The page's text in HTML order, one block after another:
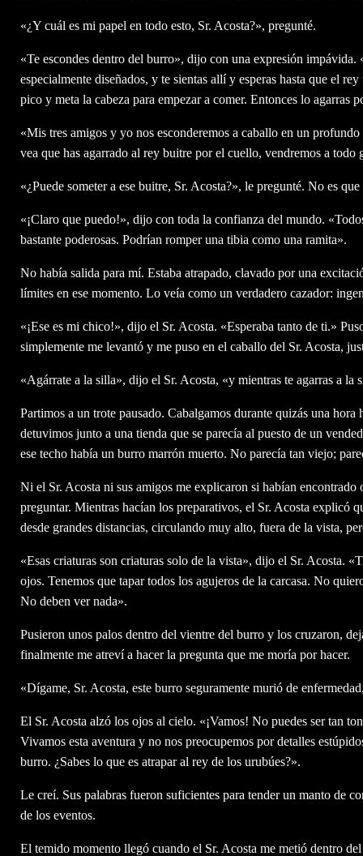
«¿Y cuál es mi papel en todo esto, Sr. Acosta?», pregunté.
«Te escondes dentro del burro», dijo con una expresión
especialmente diseñados, y te sientas allí y esperas hasta que el
pico y meta la cabeza para empezar a comer. Entonces lo agarras
«Mis tres amigos y yo nos esconderemos a caballo en un
vea que has agarrado al rey buitre por el cuello, vendremos a
«¿Puede someter a ese buitre, Sr. Acosta?», le pregunté. No es
«¡Claro que puedo!», dijo con toda la confianza del mundo.
bastante poderosas. Podrían romper una tibia como una ramita».
No había salida para mí. Estaba atrapado, clavado por una
límites en ese momento. Lo veía como un verdadero cazador:
«¡Ese es mi chico!», dijo el Sr. Acosta. «Esperaba tanto de ti.»
simplemente me levantó y me puso en el caballo del Sr. Acosta,
«Agárrate a la silla», dijo el Sr. Acosta, «y mientras te agarras a la
Partimos a un trote pausado. Cabalgamos durante quizás una
detuvimos junto a una tienda que se parecía al puesto de un
ese techo había un burro marrón muerto. No parecía tan viejo;
Ni el Sr. Acosta ni sus amigos me explicaron si habían
preguntar. Mientras hacían los preparativos, el Sr. Acosta explicó
desde grandes distancias, circulando muy alto, fuera de la vista,
«Esas criaturas son criaturas solo de la vista», dijo el Sr. Acosta.
ojos. Tenemos que tapar todos los agujeros de la carcasa. No
No deben ver nada».
Pusieron unos palos dentro del vientre del burro y los cruzaron,
finalmente me atreví a hacer la pregunta que me moría por hacer.
«Dígame, Sr. Acosta, este burro seguramente murió de
El Sr. Acosta alzó los ojos al cielo. «¡Vamos! No puedes ser tan
Vivamos esta aventura y no nos preocupemos por detalles
burro. ¿Sabes lo que es atrapar al rey de los urubúes?».
Le creí. Sus palabras fueron suficientes para tender un manto de
de los eventos.
El temido momento llegó cuando el Sr. Acosta me metió dentro